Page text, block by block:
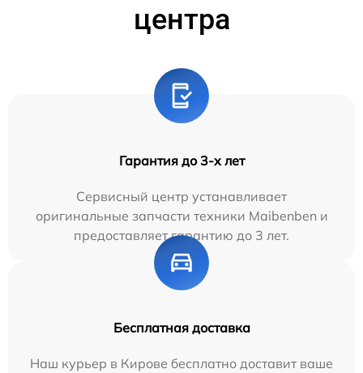
центра
Гарантия до 3-х лет
Сервисный центр устанавливает
оригинальные запчасти техники Maibenben и
предоставляет гарантию до 3 лет.
Бесплатная доставка
Наш курьер в Кирове бесплатно доставит ваше